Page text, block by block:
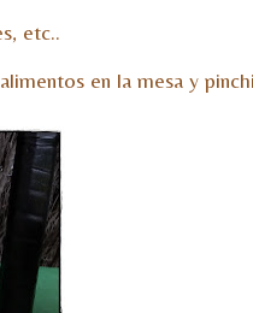
etc..
en la mesa y